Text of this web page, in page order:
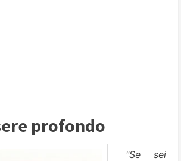
profondo
"Se sei